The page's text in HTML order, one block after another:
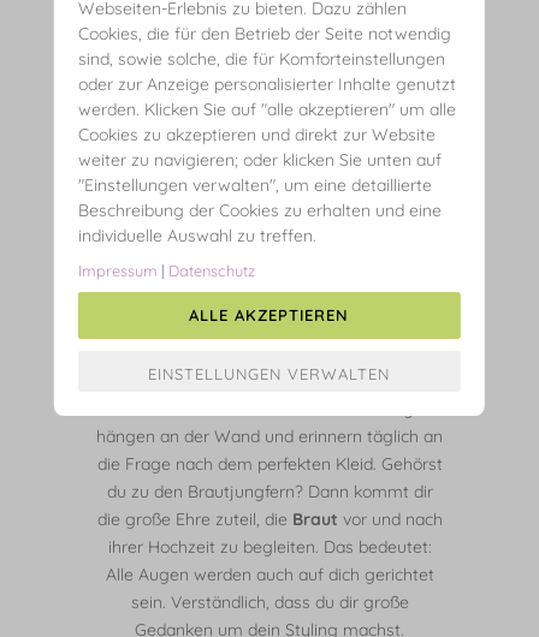
Team Braut
16. April 2018
hängen an der Wand und erinnern täglich an
die Frage nach dem perfekten Kleid. Gehörst
du zu den Brautjungfern? Dann kommt dir
die große Ehre zuteil, die Braut vor und nach
ihrer Hochzeit zu begleiten. Das bedeutet:
Alle Augen werden auch auf dich gerichtet
sein. Verständlich, dass du dir große
Gedanken um dein Styling machst.
Webseiten-Erlebnis zu bieten. Dazu zählen
Cookies, die für den Betrieb der Seite notwendig
sind, sowie solche, die für Komforteinstellungen
oder zur Anzeige personalisierter Inhalte genutzt
werden. Klicken Sie auf "alle akzeptieren" um alle
Cookies zu akzeptieren und direkt zur Website
weiter zu navigieren; oder klicken Sie unten auf
"Einstellungen verwalten", um eine detaillierte
Beschreibung der Cookies zu erhalten und eine
individuelle Auswahl zu treffen.
Impressum | Datenschutz
ALLE AKZEPTIEREN